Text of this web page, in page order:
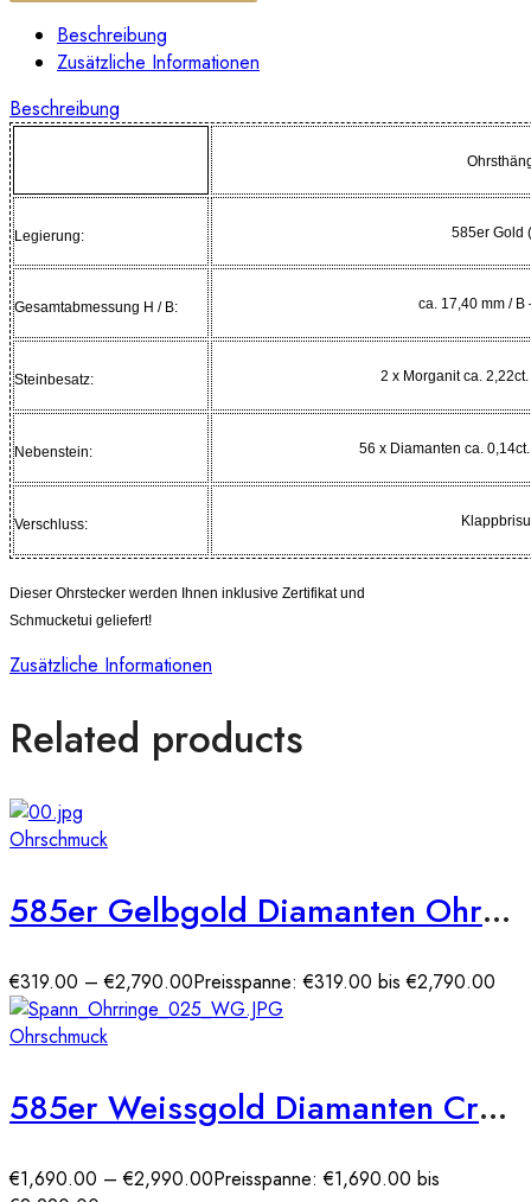
Beschreibung
Zusätzliche Informationen
Beschreibung
Legierung: 585er Gold
Gesamtabmessung H / B: ca. 17,40 mm / B
Steinbesatz: 2 x Morganit ca.
Nebenstein: 56 x Diamanten ca.
Verschluss:
Dieser Ohrstecker werden Ihnen inklusive Zertifikat und
Schmucketui geliefert!
Zusätzliche Informationen
Related products
Ohrschmuck
585er Gelbgold Diamanten Ohrstecker 6er Krappe
€319.00 –€2,790.00Preisspanne: €319.00 bis €2,790.00
Ohrschmuck
585er Weissgold Diamanten Creolen Spannfassung Brilliant Solitaire
€1,690.00 –€2,990.00Preisspanne: €1,690.00 bis